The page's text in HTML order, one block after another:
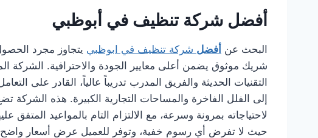
أفضل شركة تنظيف في أبوظبي
البحث عن أفضل شركة تنظيف في ابوظبي يتجاوز مجرد
شريك موثوق يضمن أعلى معايير الجودة والاحترافية. الشركة
التقنيات الحديثة والفريق المدرب تدريباً عالياً، القادر على
إلى الفلل الفاخرة والمساحات التجارية الكبيرة. هذه الشركة
لاحتياجاته بمرونة وسرعة، مع الالتزام التام بالمواعيد المتفق
حيث لا تفرض أي رسوم خفية، وتوفر للعميل عرض أسعار